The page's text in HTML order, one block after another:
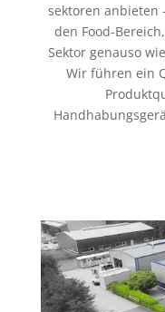
sektoren anbieten
den Food-
Sektor genauso
Wir führen ein